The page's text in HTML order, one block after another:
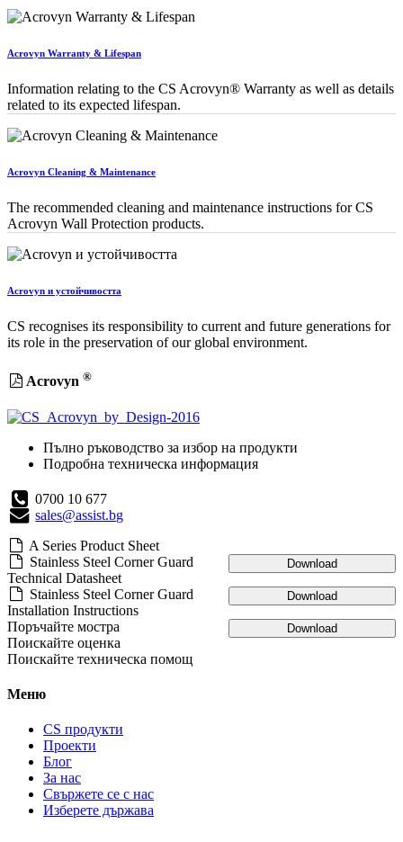
Acrovyn Warranty & Lifespan
Information relating to the CS Acrovyn® Warranty as well as details
related to its expected lifespan.
Acrovyn Cleaning & Maintenance
The recommended cleaning and maintenance instructions for CS
Acrovyn Wall Protection products.
Acrovyn и устойчивостта
CS recognises its responsibility to current and future generations for
its role in the preservation of our global environment.
Acrovyn ®
Пълно ръководство за избор на продукти
Подробна техническа информация
0700 10 677
sales@assist.bg
A Series Product Sheet
Download
Stainless Steel Corner Guard
Technical Datasheet
Download
Stainless Steel Corner Guard
Installation Instructions
Download
Поръчайте мостра
Поискайте оценка
Поискайте техническа помощ
Меню
CS продукти
Проекти
Блог
За нас
Свържете се с нас
Изберете държава